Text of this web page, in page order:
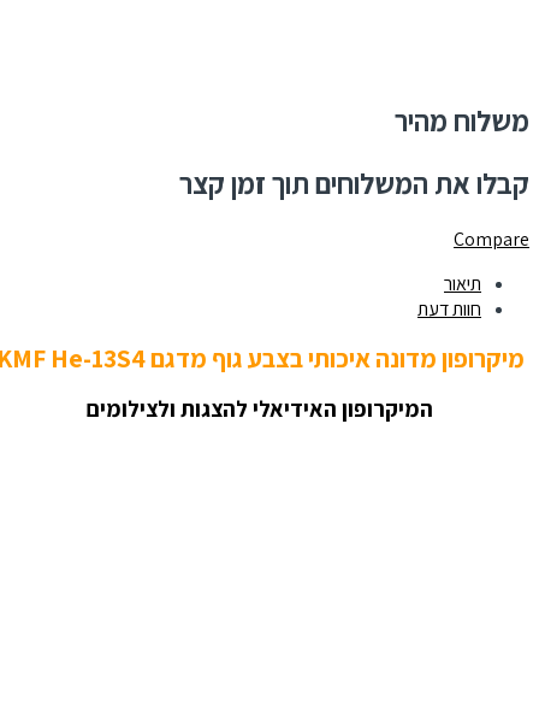
משלוח מהיר
קבלו את המשלוחים תוך זמן קצר
Compare
תיאור
חוות דעת
מיקרופון מדונה איכותי בצבע גוף מדגם KMF He-13S4
המיקרופון האידיאלי להצגות ולצילומים